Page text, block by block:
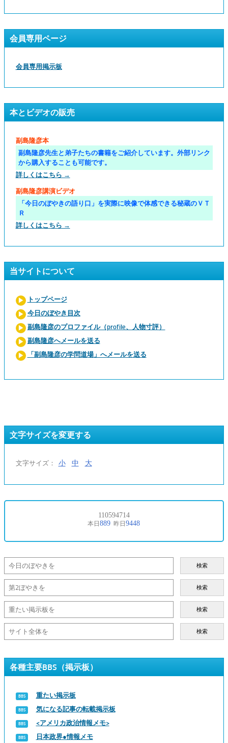
会員専用ページ
会員専用掲示板
本とビデオの販売
副島隆彦本
副島隆彦先生と弟子たちの書籍をご紹介しています。外部リンク
から購入することも可能です。
詳しくはこちら →
副島隆彦講演ビデオ
「今日のぼやきの語り口」を実際に映像で体感できる秘蔵のＶＴ
Ｒ
詳しくはこちら →
当サイトについて
トップページ
今日のぼやき目次
副島隆彦のプロファイル（profile、人物寸評）
副島隆彦へメールを送る
「副島隆彦の学問道場」へメールを送る
文字サイズを変更する
文字サイズ： 小 中 大
検索
検索
検索
検索
各種主要BBS（掲示板）
重たい掲示板
気になる記事の転載掲示板
<アメリカ政治情報メモ>
日本政界●情報メモ